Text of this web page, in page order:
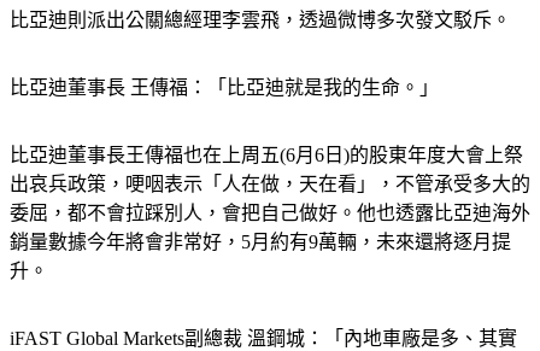
比亞迪則派出公關總經理李雲飛，透過微博多次發文駁斥。
比亞迪董事長 王傳福：「比亞迪就是我的生命。」
比亞迪董事長王傳福也在上周五(6月6日)的股東年度大會上祭
出哀兵政策，哽咽表示「人在做，天在看」，不管承受多大的
委屈，都不會拉踩別人，會把自己做好。他也透露比亞迪海外
銷量數據今年將會非常好，5月約有9萬輛，未來還將逐月提
升。
iFAST Global Markets副總裁 溫鋼城：「內地車廠是多、其實